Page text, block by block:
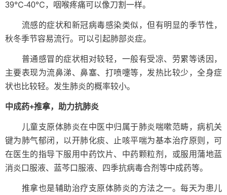
39℃-40℃，咽喉疼痛可以像刀割一样。
流感的症状和新冠病毒感染类似，但有明显的季节性，
秋冬季节容易流行。可以引起肺部炎症。
普通感冒的症状相对较轻，一般有受凉、劳累等诱因，
主要表现为流鼻涕、鼻塞、打喷嚏等，发热比较少，全身症
状也比较轻。发生肺炎的概率较小。
中成药+推拿，助力抗肺炎
儿童支原体肺炎在中医中归属于肺炎喘嗽范畴，病机关
键为肺气郁闭，以开肺化痰、止咳平喘为基本治疗原则，可
在医生的指导下服用中药饮片、中药颗粒剂，或服用蒲地蓝
消炎口服液、蓝芩口服液、四季抗病毒合剂等中成药等。
推拿也是辅助治疗支原体肺炎的方法之一。每天为患儿